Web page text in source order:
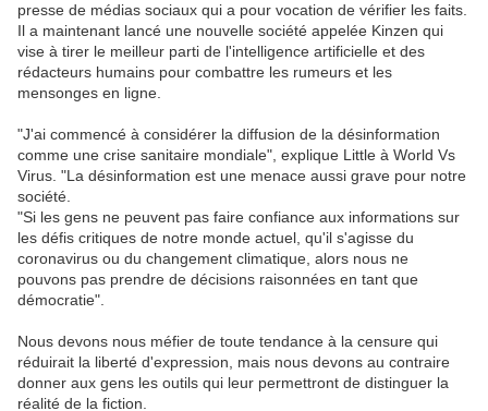
presse de médias sociaux qui a pour vocation de vérifier les faits.
Il a maintenant lancé une nouvelle société appelée Kinzen qui
vise à tirer le meilleur parti de l'intelligence artificielle et des
rédacteurs humains pour combattre les rumeurs et les
mensonges en ligne.
"J'ai commencé à considérer la diffusion de la désinformation
comme une crise sanitaire mondiale", explique Little à World Vs
Virus. "La désinformation est une menace aussi grave pour notre
société.
"Si les gens ne peuvent pas faire confiance aux informations sur
les défis critiques de notre monde actuel, qu'il s'agisse du
coronavirus ou du changement climatique, alors nous ne
pouvons pas prendre de décisions raisonnées en tant que
démocratie".
Nous devons nous méfier de toute tendance à la censure qui
réduirait la liberté d'expression, mais nous devons au contraire
donner aux gens les outils qui leur permettront de distinguer la
réalité de la fiction.